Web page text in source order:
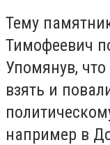
Тему
Тимофеевич
Упомянув,
взять и
например в